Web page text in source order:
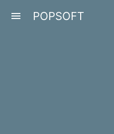
menu POPSOFT